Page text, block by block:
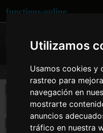
Utilizamos
Usamos cookies y
rastreo para
navegación en
mostrarte
anuncios
tráfico en nuestra
functions-online
deg2rad
descripción
Esta función convierte a $number
declaración de deg2rad